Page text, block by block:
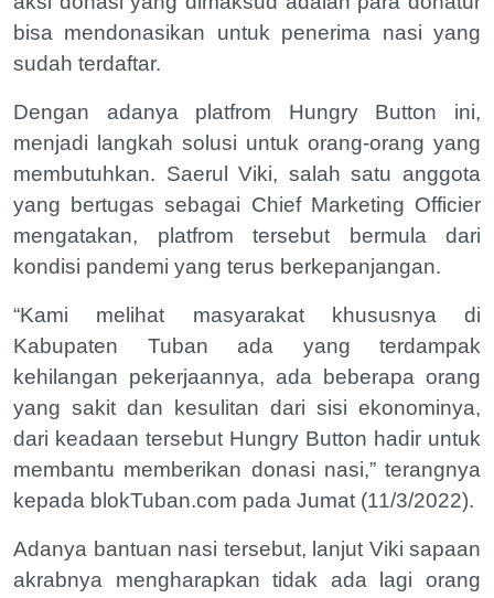
bisa mendonasikan untuk penerima nasi yang
sudah terdaftar.
Dengan adanya platfrom Hungry Button ini,
menjadi langkah solusi untuk orang-orang yang
membutuhkan. Saerul Viki, salah satu anggota
yang bertugas sebagai Chief Marketing Officier
mengatakan, platfrom tersebut bermula dari
kondisi pandemi yang terus berkepanjangan.
“Kami melihat masyarakat khususnya di
Kabupaten Tuban ada yang terdampak
kehilangan pekerjaannya, ada beberapa orang
yang sakit dan kesulitan dari sisi ekonominya,
dari keadaan tersebut Hungry Button hadir untuk
membantu memberikan donasi nasi,” terangnya
kepada blokTuban.com pada Jumat (11/3/2022).
Adanya bantuan nasi tersebut, lanjut Viki sapaan
akrabnya mengharapkan tidak ada lagi orang